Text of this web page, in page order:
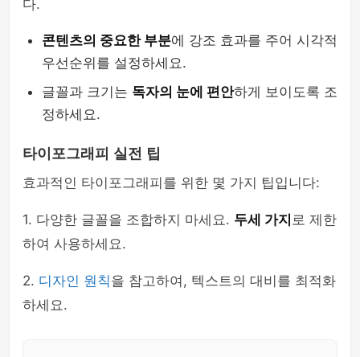
다.
콘텐츠의 중요한 부분에 강조 효과를 주어 시각적
우선순위를 설정하세요.
글꼴과 크기는 독자의 눈에 편안하게 보이도록 조
정하세요.
타이포그래피 실전 팁
효과적인 타이포그래피를 위한 몇 가지 팁입니다:
1. 다양한 글꼴을 조합하지 마세요. 두세 가지 로 제한
하여 사용하세요.
2. 디자인 원칙을 참고하여, 텍스트의 대비를 최적화
하세요.